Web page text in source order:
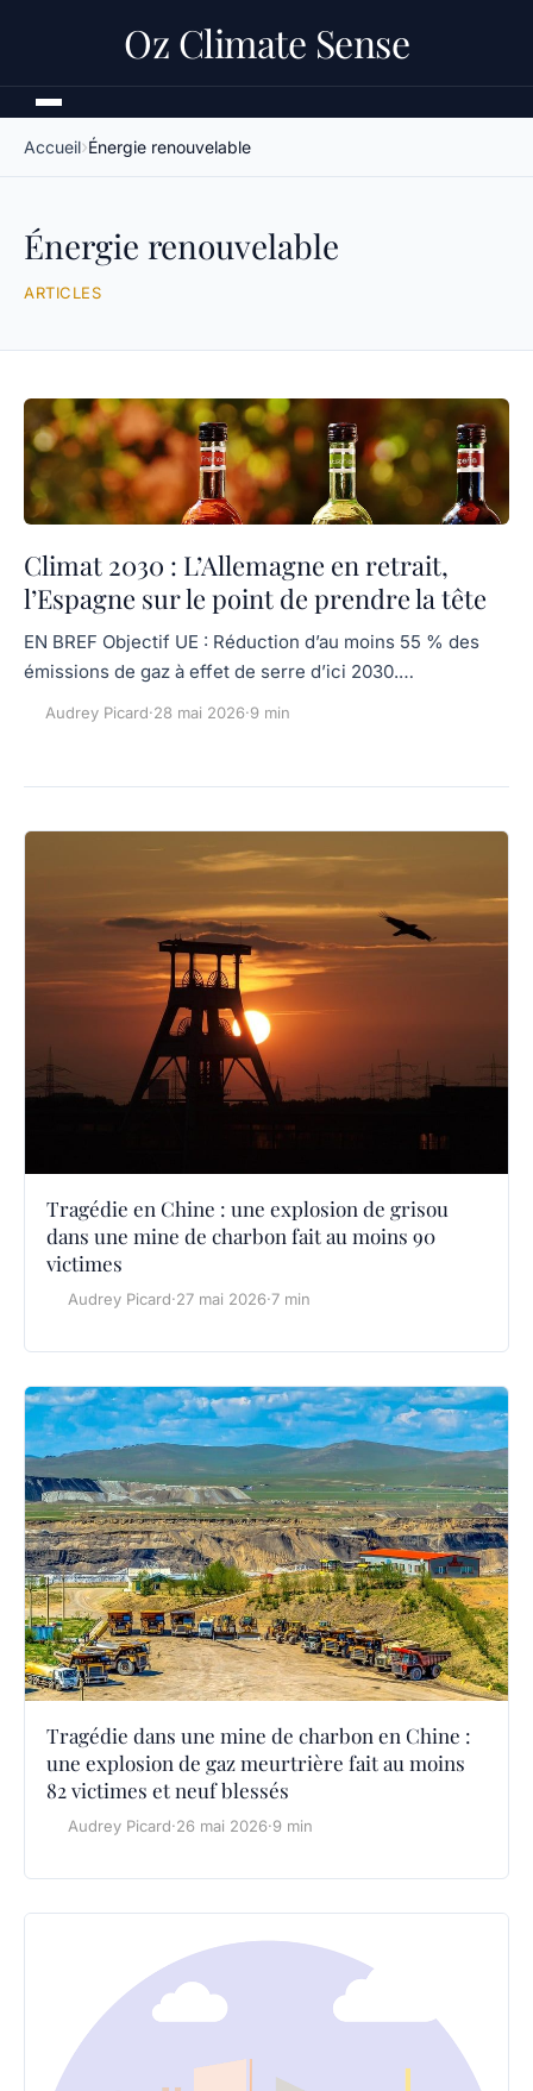
Oz Climate Sense
Accueil Énergie renouvelable
Énergie renouvelable
ARTICLES
Climat 2030 : L’Allemagne en retrait,
l’Espagne sur le point de prendre la tête
EN BREF Objectif UE : Réduction d’au moins 55 % des
émissions de gaz à effet de serre d’ici 2030.…
Audrey Picard·28 mai 2026·9 min
Tragédie en Chine : une explosion de grisou
dans une mine de charbon fait au moins 90
victimes
Audrey Picard·27 mai 2026·7 min
Tragédie dans une mine de charbon en Chine :
une explosion de gaz meurtrière fait au moins
82 victimes et neuf blessés
Audrey Picard·26 mai 2026·9 min